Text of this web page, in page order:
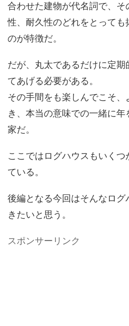
合わせた建物が代名詞で、そ
性、耐久性のどれをとって
のが特徴だ。
だが、丸太であるだけに定期
てあげる必要がある。
その手間をも楽しんでこそ
き、本当の意味での一緒に
家だ。
ここではログハウスもいく
ている。
後編となる今回はそんなロ
きたいと思う。
スポンサーリンク